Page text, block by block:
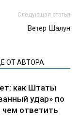
Следующая статья
Ветер Шалун
ОТ АВТОРА
как Штаты
удар» по
ответить